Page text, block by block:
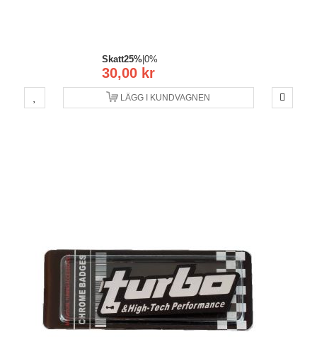
30,00 kr
Skatt25% 0%
LÄGG I KUNDVAGNEN